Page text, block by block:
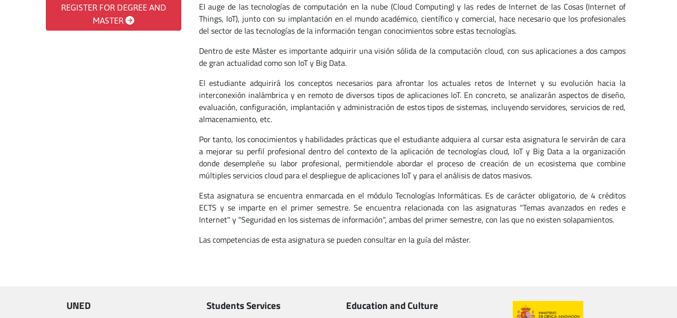
REGISTER FOR DEGREE AND
MASTER
El auge de las tecnologías de computación en la nube (Cloud Computing) y las redes de Internet de las Cosas (Internet of
Things, IoT), junto con su implantación en el mundo académico, científico y comercial, hace necesario que los profesionales
del sector de las tecnologías de la información tengan conocimientos sobre estas tecnologías.
Dentro de este Máster es importante adquirir una visión sólida de la computación cloud, con sus aplicaciones a dos campos
de gran actualidad como son IoT y Big Data.
El estudiante adquirirá los conceptos necesarios para afrontar los actuales retos de Internet y su evolución hacia la
interconexión inalámbrica y en remoto de diversos tipos de aplicaciones IoT. En concreto, se analizarán aspectos de diseño,
evaluación, configuración, implantación y administración de estos tipos de sistemas, incluyendo servidores, servicios de red,
almacenamiento, etc.
Por tanto, los conocimientos y habilidades prácticas que el estudiante adquiera al cursar esta asignatura le servirán de cara
a mejorar su perfil profesional dentro del contexto de la aplicación de tecnologías cloud, IoT y Big Data a la organización
donde desempleñe su labor profesional, permitiendole abordar el proceso de creación de un ecosistema que combine
múltiples servicios cloud para el despliegue de aplicaciones IoT y para el análisis de datos masivos.
Esta asignatura se encuentra enmarcada en el módulo Tecnologías Informáticas. Es de carácter obligatorio, de 4 créditos
ECTS y se imparte en el primer semestre. Se encuentra relacionada con las asignaturas "Temas avanzados en redes e
Internet" y "Seguridad en los sistemas de información", ambas del primer semestre, con las que no existen solapamientos.
Las competencias de esta asignatura se pueden consultar en la guía del máster.
UNED Students Services Education and Culture